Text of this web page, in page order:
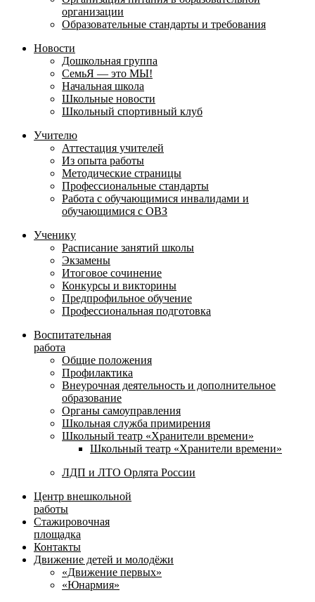
организации
Образовательные стандарты и требования
Новости
Дошкольная группа
СемьЯ — это МЫ!
Начальная школа
Школьные новости
Школьный спортивный клуб
Учителю
Аттестация учителей
Из опыта работы
Методические страницы
Профессиональные стандарты
Работа с обучающимися инвалидами и
обучающимися с ОВЗ
Ученику
Расписание занятий школы
Экзамены
Итоговое сочинение
Конкурсы и викторины
Предпрофильное обучение
Профессиональная подготовка
Воспитательная
работа
Общие положения
Профилактика
Внеурочная деятельность и дополнительное
образование
Органы самоуправления
Школьная служба примирения
Школьный театр «Хранители времени»
Школьный театр «Хранители времени»
ЛДП и ЛТО Орлята России
Центр внешкольной
работы
Стажировочная
площадка
Контакты
Движение детей и молодёжи
«Движение первых»
«Юнармия»